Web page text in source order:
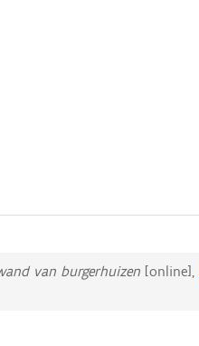
van burgerhuizen [online],